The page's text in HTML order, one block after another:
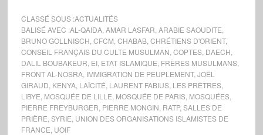
CLASSÉ SOUS :ACTUALITÉS
BALISÉ AVEC :AL-QAIDA, AMAR LASFAR ARABIE SAOUDITE
BRUNO GOLLNISCH CFCM CHABAB, CHRÉTIENS D'ORIENT,
CONSEIL FRANÇAIS DU CULTE MUSULMAN COPTES, DAECH
DALIL BOUBAKEUR EI, ETAT ISLAMIQUE FRÈRES MUSULMANS,
FRONT AL-NOSRA, IMMIGRATION DE PEUPLEMENT, JOËL
GIRAUD KENYA, LAÏCITÉ LAURENT FABIUS, LES PRÊTRES,
LIBYE MOSQUÉE DE LILLE MOSQUÉE DE PARIS, MOSQUÉES,
PIERRE FREYBURGER PIERRE MONGIN RATP, SALLES DE
PRIÈRE SYRIE UNION DES ORGANISATIONS ISLAMISTES DE
FRANCE UOIF